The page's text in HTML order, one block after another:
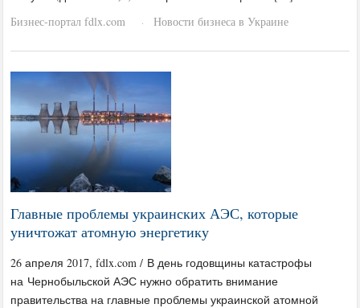
Бизнес-портал fdlx.com
· Новости бизнеса в Украине
Главные проблемы украинских АЭС, которые
уничтожат атомную энергетику
26 апреля 2017, fdlx.com / В день годовщины катастрофы
на Чернобыльской АЭС нужно обратить внимание
правительства на главные проблемы украинской атомной